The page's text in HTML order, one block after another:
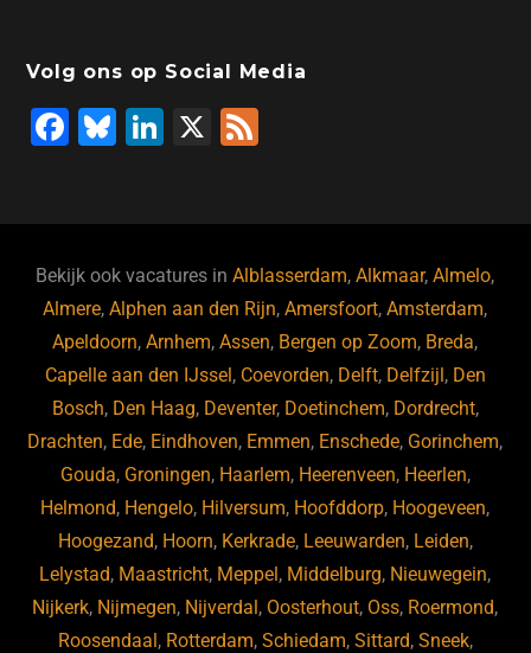
Volg ons op Social Media
F
b
o
o
k
Bl
ky
Li
dI
n
X
Bekijk ook vacatures inAlblasserdam,Alkmaar,Almelo,
Almere,Alphen aan den Rijn,Amersfoort,Amsterdam,
Apeldoorn,Arnhem,Assen, Bergen op Zoom, Breda,
Capelle aan den IJssel , Coevorden, Delft, Delfzijl , Den
Bosch, Den Haag, Deventer, Doetinchem, Dordrecht,
Drachten, Ede, Eindhoven, Emmen, Enschede, Gorinchem,
Gouda, Groningen, Haarlem, Heerenveen, Heerlen,
Helmond, Hengelo, Hilversum, Hoofddorp, Hoogeveen,
Hoogezand, Hoorn, Kerkrade, Leeuwarden, Leiden,
Lelystad, Maastricht, Meppel , Middelburg, Nieuwegein,
Nijkerk, Nijmegen, Nijverdal , Oosterhout, Oss, Roermond,
Roosendaal , Rotterdam, Schiedam, Sittard, Sneek,